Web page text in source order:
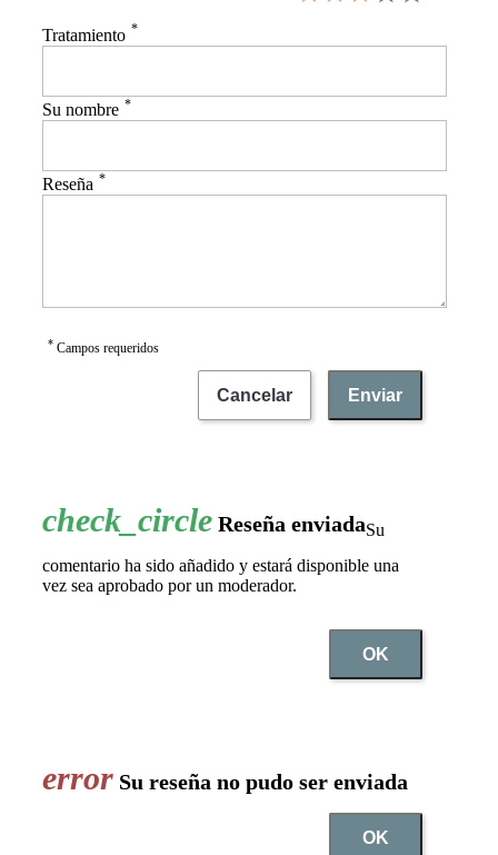
Tratamiento *
Su nombre *
Reseña *
* Campos requeridos
Cancelar Enviar
Reseña enviadaSu
comentario ha sido añadido y estará disponible una
vez sea aprobado por un moderador.
OK
Su reseña no pudo ser enviada
OK